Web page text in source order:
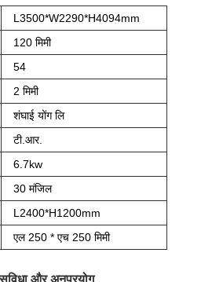
L3500*W2290*H4094mm
120 मिमी
54
2 मिमी
शंघाई योंग लि
टी.आर.
6.7kw
30 मंजिल
L2400*H1200mm
एल 250 * एच 250 मिमी